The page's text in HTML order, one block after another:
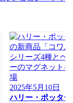
2025年5月10日
ハリー・ポッタ